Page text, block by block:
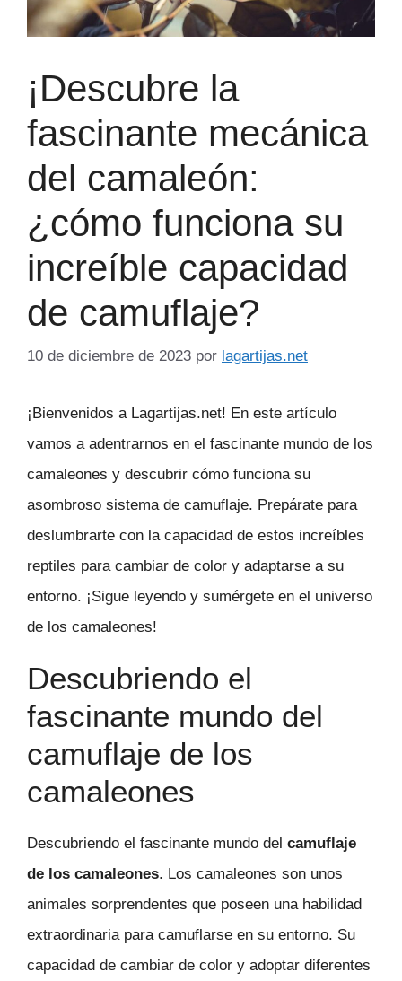
¡Descubre la
fascinante mecánica
del camaleón:
¿cómo funciona su
increíble capacidad
de camuflaje?
10 de diciembre de 2023 por lagartijas.net
¡Bienvenidos a Lagartijas.net! En este artículo
vamos a adentrarnos en el fascinante mundo de los
camaleones y descubrir cómo funciona su
asombroso sistema de camuflaje. Prepárate para
deslumbrarte con la capacidad de estos increíbles
reptiles para cambiar de color y adaptarse a su
entorno. ¡Sigue leyendo y sumérgete en el universo
de los camaleones!
Descubriendo el
fascinante mundo del
camuflaje de los
camaleones
Descubriendo el fascinante mundo del camuflaje
de los camaleones. Los camaleones son unos
animales sorprendentes que poseen una habilidad
extraordinaria para camuflarse en su entorno. Su
capacidad de cambiar de color y adoptar diferentes